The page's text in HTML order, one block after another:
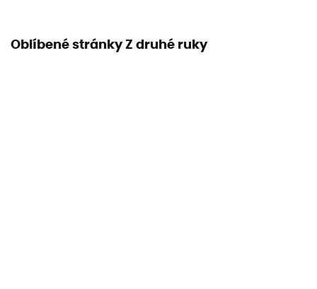
Oblíbené stránky Z druhé ruky